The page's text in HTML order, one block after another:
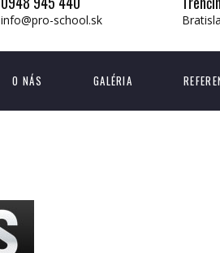
info@pro-school.sk
O NÁS GALÉRIA